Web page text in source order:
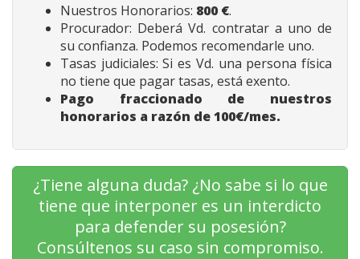
Nuestros Honorarios: 800 €.
Procurador: Deberá Vd. contratar a uno de
su confianza. Podemos recomendarle uno.
Tasas judiciales: Si es Vd. una persona física
no tiene que pagar tasas, está exento.
Pago fraccionado de nuestros
honorarios a razón de 100€/mes.
¿Tiene alguna duda? ¿No sabe si lo que
tiene que interponer es un interdicto
para defender su posesión?
Consúltenos su caso sin compromiso.